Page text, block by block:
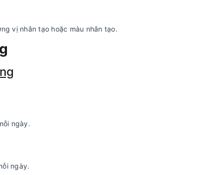
vị nhân tạo hoặc màu nhân tạo.
ngày.
ngày.